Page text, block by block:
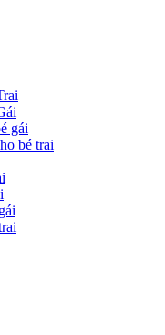
gái
bé trai